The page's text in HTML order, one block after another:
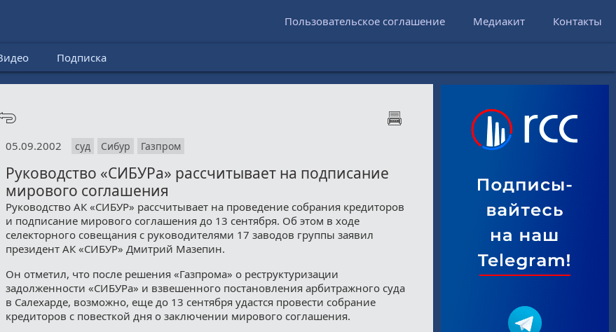
Пользовательское соглашение Медиакит Контакты
Подписка
05.09.2002 суд Сибур Газпром
Руководство «СИБУРа» рассчитывает на подписание
мирового соглашения
Руководство АК «СИБУР» рассчитывает на проведение собрания кредиторов
и подписание мирового соглашения до 13 сентября. Об этом в ходе
селекторного совещания с руководителями 17 заводов группы заявил
президент АК «СИБУР» Дмитрий Мазепин.
Он отметил, что после решения «Газпрома» о реструктуризации
задолженности «СИБУРа» и взвешенного постановления арбитражного суда
в Салехарде, возможно, еще до 13 сентября удастся провести собрание
кредиторов с повесткой дня о заключении мирового соглашения.